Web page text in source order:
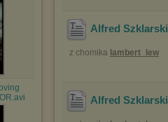
Alfred
z chomika lambert_lew
Alfred